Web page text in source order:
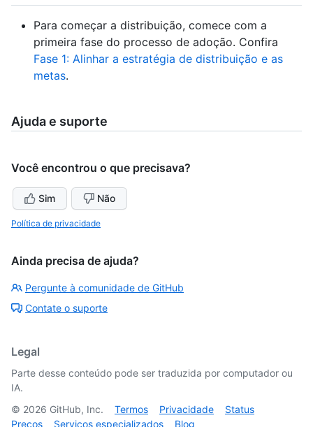
Para começar a distribuição, comece com a
primeira fase do processo de adoção. Confira
Fase 1: Alinhar a estratégia de distribuição e as
metas.
Ajuda e suporte
Você encontrou o que precisava?
Sim Não
Política de privacidade
Ainda precisa de ajuda?
Pergunte à comunidade de GitHub
Contate o suporte
Legal
Parte desse conteúdo pode ser traduzida por computador ou
IA.
© 2026 GitHub, Inc. Termos Privacidade
Status
Preços
Serviços especializados Blog